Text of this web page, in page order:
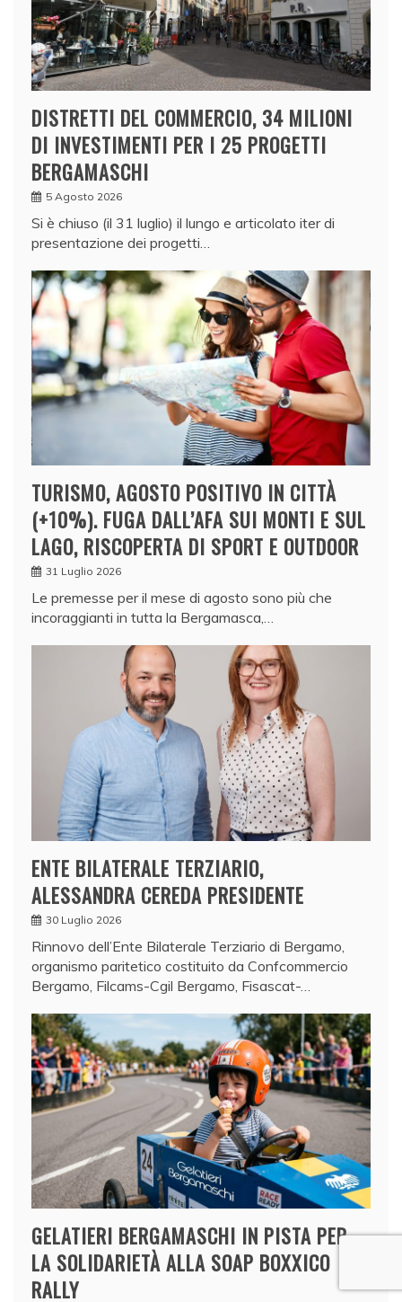
DISTRETTI DEL COMMERCIO, 34 MILIONI
DI INVESTIMENTI PER I 25 PROGETTI
BERGAMASCHI
5 Agosto 2026
Si è chiuso (il 31 luglio) il lungo e articolato iter di
presentazione dei progetti…
TURISMO, AGOSTO POSITIVO IN CITTÀ
(+10%). FUGA DALL’AFA SUI MONTI E SUL
LAGO, RISCOPERTA DI SPORT E OUTDOOR
31 Luglio 2026
Le premesse per il mese di agosto sono più che
incoraggianti in tutta la Bergamasca,…
ENTE BILATERALE TERZIARIO,
ALESSANDRA CEREDA PRESIDENTE
30 Luglio 2026
Rinnovo dell’Ente Bilaterale Terziario di Bergamo,
organismo paritetico costituito da Confcommercio
Bergamo, Filcams-Cgil Bergamo, Fisascat-…
GELATIERI BERGAMASCHI IN PISTA PER
LA SOLIDARIETÀ ALLA SOAP BOXXICO
RALLY